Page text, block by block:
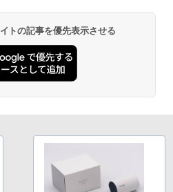
トの記事を優先表示させる